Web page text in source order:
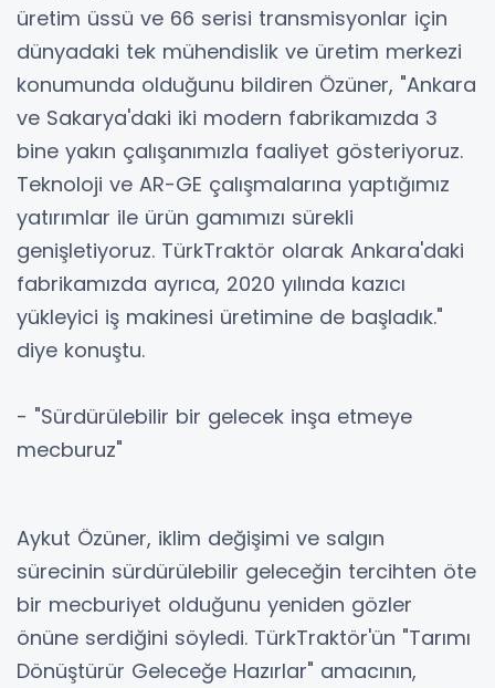
üretim üssü ve 66 serisi transmisyonlar için
dünyadaki tek mühendislik ve üretim merkezi
konumunda olduğunu bildiren Özüner, "Ankara
ve Sakarya'daki iki modern fabrikamızda 3
bine yakın çalışanımızla faaliyet gösteriyoruz.
Teknoloji ve AR-GE çalışmalarına yaptığımız
yatırımlar ile ürün gamımızı sürekli
genişletiyoruz. TürkTraktör olarak Ankara'daki
fabrikamızda ayrıca, 2020 yılında kazıcı
yükleyici iş makinesi üretimine de başladık."
diye konuştu.
- "Sürdürülebilir bir gelecek inşa etmeye
mecburuz"
Aykut Özüner, iklim değişimi ve salgın
sürecinin sürdürülebilir geleceğin tercihten öte
bir mecburiyet olduğunu yeniden gözler
önüne serdiğini söyledi. TürkTraktör'ün "Tarımı
Dönüştürür Geleceğe Hazırlar" amacının,